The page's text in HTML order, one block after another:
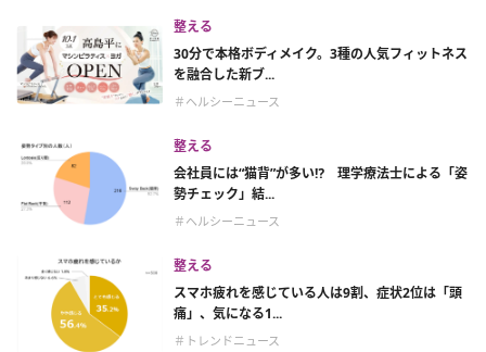
整える
30分で本格ボディメイク。3種の人気フィットネス
を融合した新ブ...
＃ヘルシーニュース
整える
会社員には“猫背”が多い⁉ 理学療法士による「姿
勢チェック」結...
＃ヘルシーニュース
整える
スマホ疲れを感じている人は9割、症状2位は「頭
痛」、気になる1...
＃トレンドニュース